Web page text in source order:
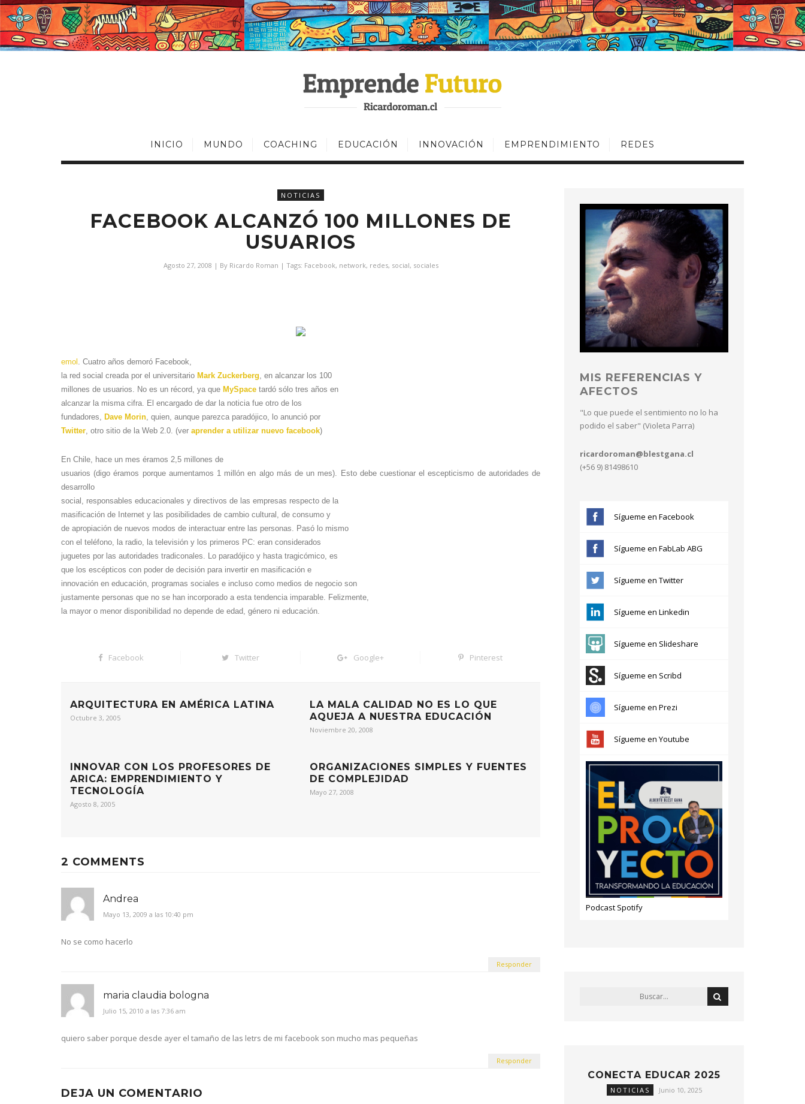
INICIO MUNDO COACHING EDUCACIÓN INNOVACIÓN EMPRENDIMIENTO REDES
NOTICIAS
FACEBOOK ALCANZÓ 100 MILLONES DE
USUARIOS
Agosto 27, 2008 | By Ricardo Roman | Tags: Facebook, network, redes, social, sociales
emol . Cuatro años demoró Facebook,
la red social creada por el universitario Mark Zuckerberg, en alcanzar los 100
millones de usuarios. No es un récord, ya que MySpace tardó sólo tres años en
alcanzar la misma cifra. El encargado de dar la noticia fue otro de los
fundadores, Dave Morin, quien, aunque parezca paradójico, lo anunció por
Twitter, otro sitio de la Web 2.0. (ver aprender a utilizar nuevo facebook)
En Chile, hace un mes éramos 2,5 millones de
usuarios (digo éramos porque aumentamos 1 millón en algo más de un mes). Esto debe cuestionar el escepticismo de autoridades de
desarrollo
social, responsables educacionales y directivos de las empresas respecto de la
masificación de Internet y las posibilidades de cambio cultural, de consumo y
de apropiación de nuevos modos de interactuar entre las personas. Pasó lo mismo
con el teléfono, la radio, la televisión y los primeros PC: eran considerados
juguetes por las autoridades tradiconales. Lo paradójico y hasta tragicómico, es
que los escépticos con poder de decisión para invertir en masificación e
innovación en educación, programas sociales e incluso como medios de negocio son
justamente personas que no se han incorporado a esta tendencia imparable. Felizmente,
la mayor o menor disponibilidad no depende de edad, género ni educación.
Facebook Twitter Google+ Pinterest
ARQUITECTURA EN AMÉRICA LATINA
Octubre 3, 2005
LA MALA CALIDAD NO ES LO QUE
AQUEJA A NUESTRA EDUCACIÓN
Noviembre 20, 2008
INNOVAR CON LOS PROFESORES DE
ARICA: EMPRENDIMIENTO Y
TECNOLOGÍA
Agosto 8, 2005
ORGANIZACIONES SIMPLES Y FUENTES
DE COMPLEJIDAD
Mayo 27, 2008
2 COMMENTS
Andrea
Mayo 13, 2009 a las 10:40 pm
No se como hacerlo
Responder
maria claudia bologna
Julio 15, 2010 a las 7:36 am
quiero saber porque desde ayer el tamaño de las letrs de mi facebook son mucho mas pequeñas
Responder
DEJA UN COMENTARIO
MIS REFERENCIAS Y
AFECTOS
"Lo que puede el sentimiento no lo ha
podido el saber" (Violeta Parra)
ricardoroman@blestgana.cl
(+56 9) 81498610
Sígueme en Facebook
Sígueme en FabLab ABG
Sígueme en Twitter
Sígueme en Linkedin
Sígueme en Slideshare
Sígueme en Scribd
Sígueme en Prezi
Sígueme en Youtube
Podcast Spotify
CONECTA EDUCAR 2025
NOTICIAS Junio 10, 2025